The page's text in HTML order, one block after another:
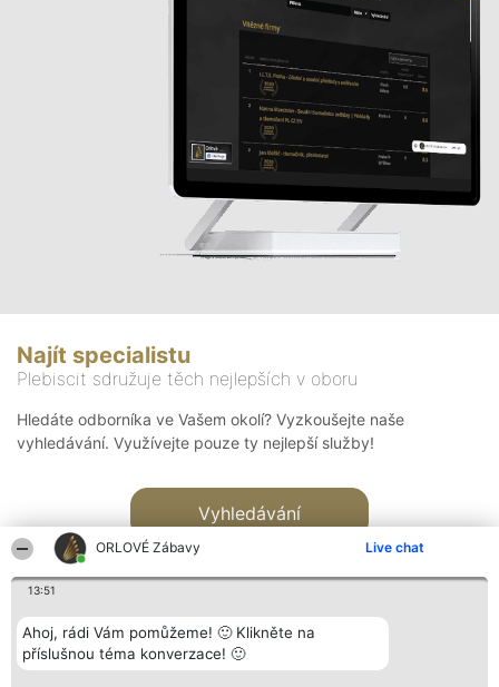
ORLOVÉ Zábavy Live chat
13:51
Ahoj, rádi Vám pomůžeme! 🙂 Klikněte na
příslušnou téma konverzace! 🙂
Najít specialistu
Plebiscit sdružuje těch nejlepších v oboru
Hledáte odborníka ve Vašem okolí? Vyzkoušejte naše
vyhledávání. Využívejte pouze ty nejlepší služby!
Vyhledávání